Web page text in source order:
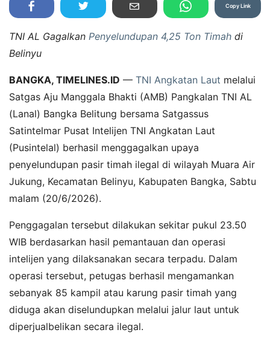
Copy Link
TNI AL Gagalkan Penyelundupan 4,25 Ton Timah di
Belinyu
BANGKA, TIMELINES.ID — TNI Angkatan Laut melalui
Satgas Aju Manggala Bhakti (AMB) Pangkalan TNI AL
(Lanal) Bangka Belitung bersama Satgassus
Satintelmar Pusat Intelijen TNI Angkatan Laut
(Pusintelal) berhasil menggagalkan upaya
penyelundupan pasir timah ilegal di wilayah Muara Air
Jukung, Kecamatan Belinyu, Kabupaten Bangka, Sabtu
malam (20/6/2026).
Penggagalan tersebut dilakukan sekitar pukul 23.50
WIB berdasarkan hasil pemantauan dan operasi
intelijen yang dilaksanakan secara terpadu. Dalam
operasi tersebut, petugas berhasil mengamankan
sebanyak 85 kampil atau karung pasir timah yang
diduga akan diselundupkan melalui jalur laut untuk
diperjualbelikan secara ilegal.